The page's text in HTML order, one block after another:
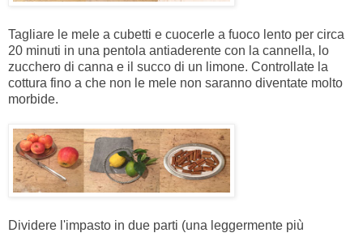
Tagliare le mele a cubetti e cuocerle a fuoco lento per circa
20 minuti in una pentola antiaderente con la cannella, lo
zucchero di canna e il succo di un limone. Controllate la
cottura fino a che non le mele non saranno diventate molto
morbide.
Dividere l'impasto in due parti (una leggermente più